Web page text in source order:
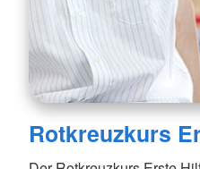
Rotkreuzkurs